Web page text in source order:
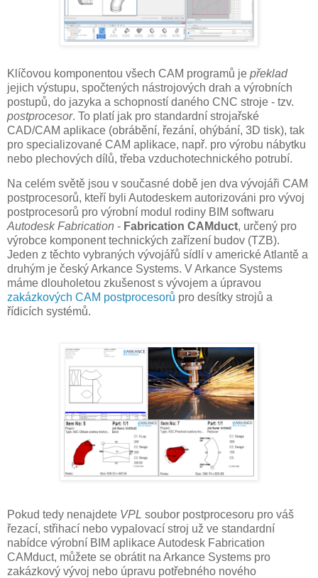
Klíčovou komponentou všech CAM programů je překlad
jejich výstupu, spočtených nástrojových drah a výrobních
postupů, do jazyka a schopností daného CNC stroje - tzv.
postprocesor. To platí jak pro standardní strojařské
CAD/CAM aplikace (obrábění, řezání, ohýbání, 3D tisk), tak
pro specializované CAM aplikace, např. pro výrobu nábytku
nebo plechových dílů, třeba vzduchotechnického potrubí.
Na celém světě jsou v současné době jen dva vývojáři CAM
postprocesorů, kteří byli Autodeskem autorizováni pro vývoj
postprocesorů pro výrobní modul rodiny BIM softwaru
Autodesk Fabrication - Fabrication CAMduct, určený pro
výrobce komponent technických zařízení budov (TZB).
Jeden z těchto vybraných vývojářů sídlí v americké Atlantě a
druhým je český Arkance Systems. V Arkance Systems
máme dlouholetou zkušenost s vývojem a úpravou
zakázkových CAM postprocesorů pro desítky strojů a
řídicích systémů.
Pokud tedy nenajdete VPL soubor postprocesoru pro váš
řezací, střihací nebo vypalovací stroj už ve standardní
nabídce výrobní BIM aplikace Autodesk Fabrication
CAMduct, můžete se obrátit na Arkance Systems pro
zakázkový vývoj nebo úpravu potřebného nového